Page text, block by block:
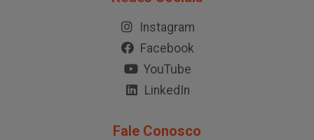
Instagram
Facebook
YouTube
LinkedIn
Fale Conosco